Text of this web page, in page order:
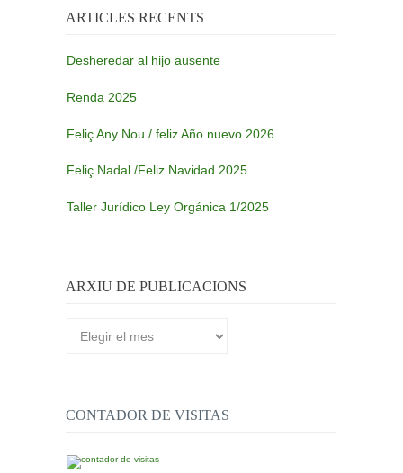
ARTICLES RECENTS
Desheredar al hijo ausente
Renda 2025
Feliç Any Nou / feliz Año nuevo 2026
Feliç Nadal /Feliz Navidad 2025
Taller Jurídico Ley Orgánica 1/2025
ARXIU DE PUBLICACIONS
CONTADOR DE VISITAS